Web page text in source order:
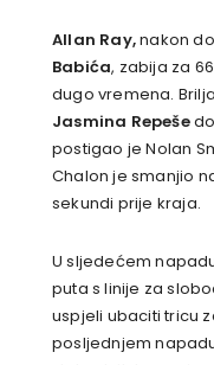
Allan Ray,nakon
Babića, zabija za
dugo vremena.
Jasmina Repeše
postigao je Nolan
Chalon je smanjio
sekundi prije kraja.
U sljedećem
puta s linije za
uspjeli ubaciti tricu
posljednjem